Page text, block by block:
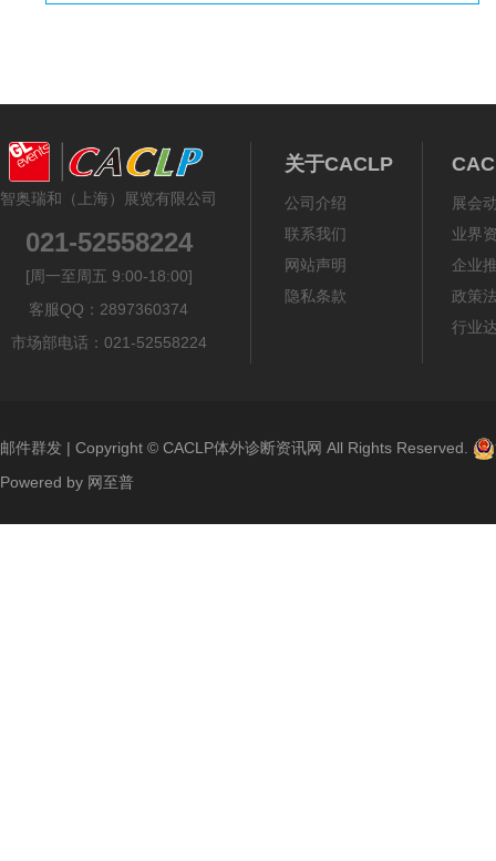
智奥瑞和（上海）展览有限公司
021-52558224
[周一至周五 9:00-18:00]
客服QQ：2897360374
市场部电话：021-52558224
关于CACLP
公司介绍
联系我们
网站声明
隐私条款
展会
业界
企业
政策
行业
邮件群发 | Copyright © CACLP体外诊断资讯网 All Rights Reserved.
Powered by 网至普